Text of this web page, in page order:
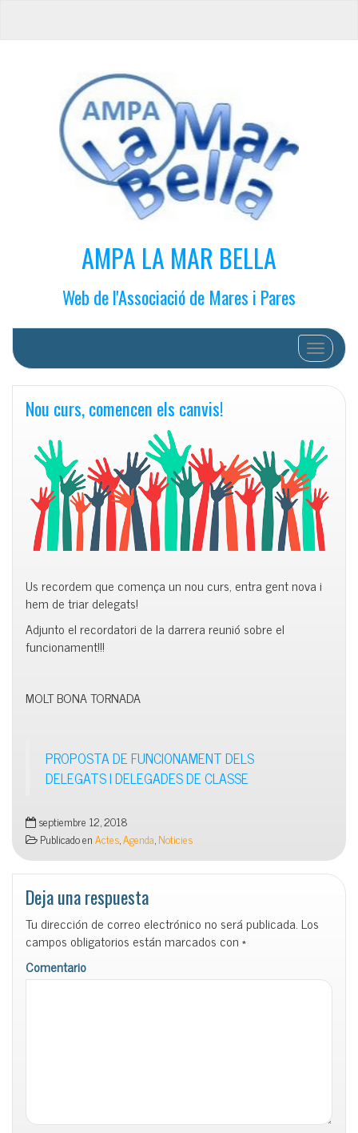
AMPA LA MAR BELLA
Web de l'Associació de Mares i Pares
Cambiar
Nou curs, comencen els canvis!
Us recordem que comença un nou curs, entra gent nova i
hem de triar delegats!
Adjunto el recordatori de la darrera reunió sobre el
funcionament!!!
MOLT BONA TORNADA
PROPOSTA DE FUNCIONAMENT DELS
DELEGATS I DELEGADES DE CLASSE
septiembre 12, 2018
Publicado enActes,Agenda,Noticies
Deja una respuesta
Tu dirección de correo electrónico no será publicada.Los
campos obligatorios están marcados con*
Comentario